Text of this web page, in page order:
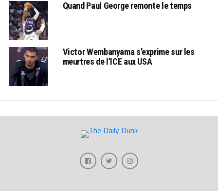
Quand Paul George remonte le temps
Victor Wembanyama s’exprime sur les
meurtres de l’ICE aux USA